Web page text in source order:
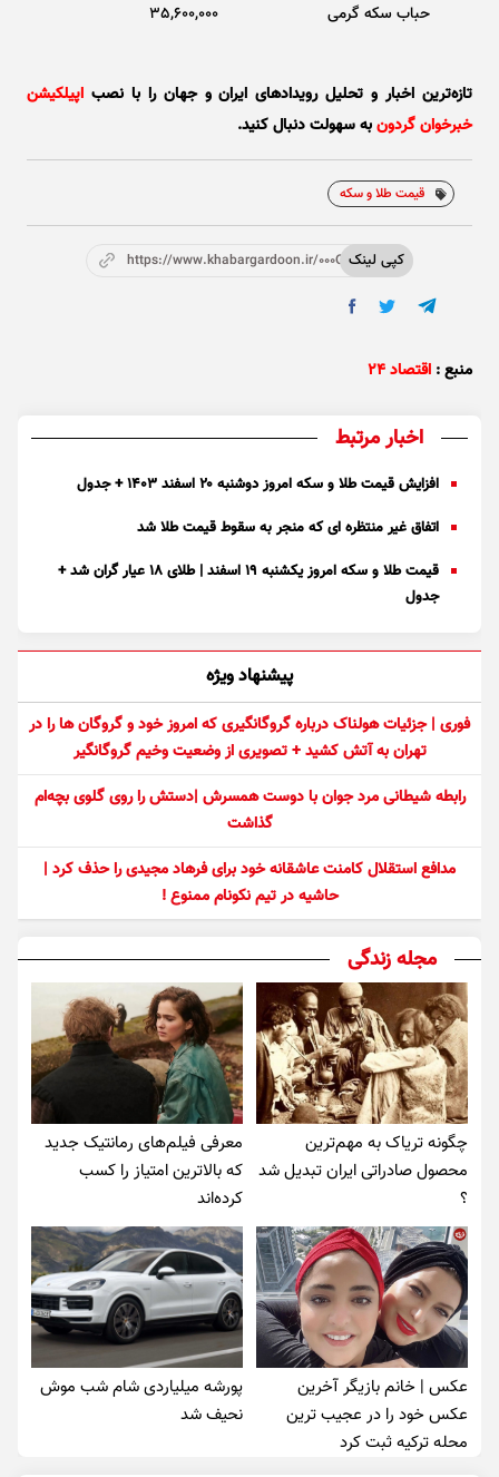
حباب سکه گرمی
35,600,000
تازه‌ترین اخبار و تحلیل‌ رویدادهای ایران و جهان را با نصب اپیلکیشن
خبرخوان گردونبه سهولت دنبال کنید.
قیمت طلا و سکه
کپی لینکhttps://www.khabargardoon.ir/000Ohk
منبع : اقتصاد ۲۴
اخبار مرتبط
افزایش قیمت طلا و سکه امروز دوشنبه ۲۰ اسفند ۱۴۰۳ + جدول
اتفاق غیر منتظره ای که منجر به سقوط قیمت طلا شد
قیمت طلا و سکه امروز یکشنبه ۱۹ اسفند | طلای ۱۸ عیار گران شد +
جدول
پیشنهاد ویژه
فوری | جزئیات هولناک درباره گروگانگیری که امروز خود و گروگان ها را در
تهران به آتش کشید + تصویری از وضعیت وخیم گروگانگیر
رابطه شیطانی مرد جوان با دوست همسرش |دستش را روی گلوی بچه‌ام
گذاشت
مدافع استقلال کامنت عاشقانه خود برای فرهاد مجیدی را حذف کرد |
حاشیه در تیم نکونام ممنوع !
مجله زندگی
چگونه تریاک به مهم‌ترین
محصول صادراتی ایران تبدیل شد
؟
معرفی فیلم‌های رمانتیک جدید
که بالاترین امتیاز را کسب
کرده‌اند
عکس | خانم بازیگر آخرین
عکس خود را در عجیب ترین
محله ترکیه ثبت کرد
پورشه میلیاردی شام شب موش‌
نحیف شد